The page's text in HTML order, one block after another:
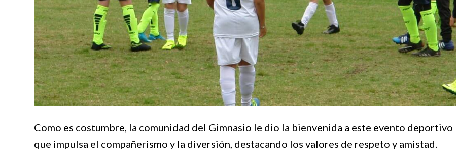
Como es costumbre, la comunidad del Gimnasio le dio la bienvenida a este evento deportivo
que impulsa el compañerismo y la diversión, destacando los valores de respeto y amistad.